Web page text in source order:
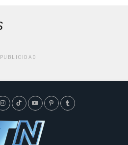
PUBLICIDAD